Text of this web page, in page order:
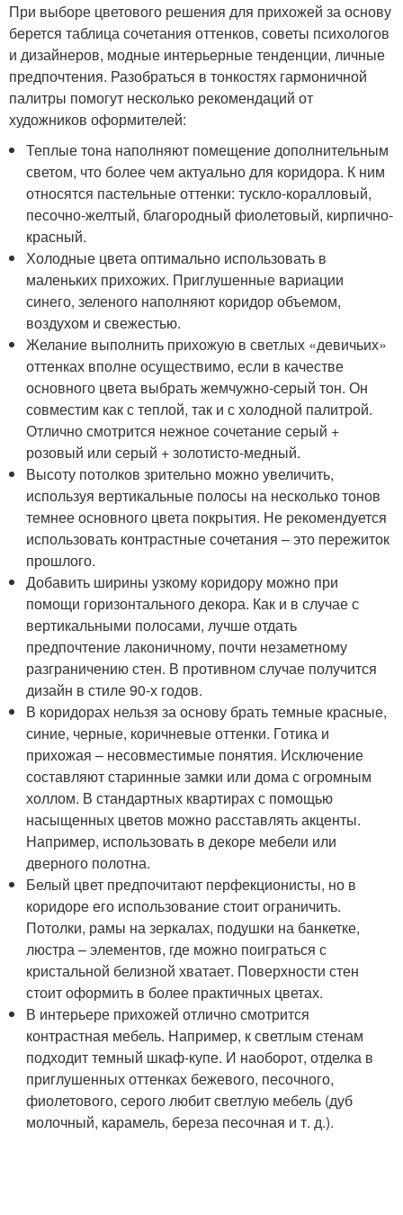
При выборе цветового решения для прихожей за основу
берется таблица сочетания оттенков, советы психологов
и дизайнеров, модные интерьерные тенденции, личные
предпочтения. Разобраться в тонкостях гармоничной
палитры помогут несколько рекомендаций от
художников оформителей:
Теплые тона наполняют помещение дополнительным
светом, что более чем актуально для коридора. К ним
относятся пастельные оттенки: тускло-коралловый,
песочно-желтый, благородный фиолетовый, кирпично-
красный.
Холодные цвета оптимально использовать в
маленьких прихожих. Приглушенные вариации
синего, зеленого наполняют коридор объемом,
воздухом и свежестью.
Желание выполнить прихожую в светлых «девичьих»
оттенках вполне осуществимо, если в качестве
основного цвета выбрать жемчужно-серый тон. Он
совместим как с теплой, так и с холодной палитрой.
Отлично смотрится нежное сочетание серый +
розовый или серый + золотисто-медный.
Высоту потолков зрительно можно увеличить,
используя вертикальные полосы на несколько тонов
темнее основного цвета покрытия. Не рекомендуется
использовать контрастные сочетания – это пережиток
прошлого.
Добавить ширины узкому коридору можно при
помощи горизонтального декора. Как и в случае с
вертикальными полосами, лучше отдать
предпочтение лаконичному, почти незаметному
разграничению стен. В противном случае получится
дизайн в стиле 90-х годов.
В коридорах нельзя за основу брать темные красные,
синие, черные, коричневые оттенки. Готика и
прихожая – несовместимые понятия. Исключение
составляют старинные замки или дома с огромным
холлом. В стандартных квартирах с помощью
насыщенных цветов можно расставлять акценты.
Например, использовать в декоре мебели или
дверного полотна.
Белый цвет предпочитают перфекционисты, но в
коридоре его использование стоит ограничить.
Потолки, рамы на зеркалах, подушки на банкетке,
люстра – элементов, где можно поиграться с
кристальной белизной хватает. Поверхности стен
стоит оформить в более практичных цветах.
В интерьере прихожей отлично смотрится
контрастная мебель. Например, к светлым стенам
подходит темный шкаф-купе. И наоборот, отделка в
приглушенных оттенках бежевого, песочного,
фиолетового, серого любит светлую мебель (дуб
молочный, карамель, береза песочная и т. д.).